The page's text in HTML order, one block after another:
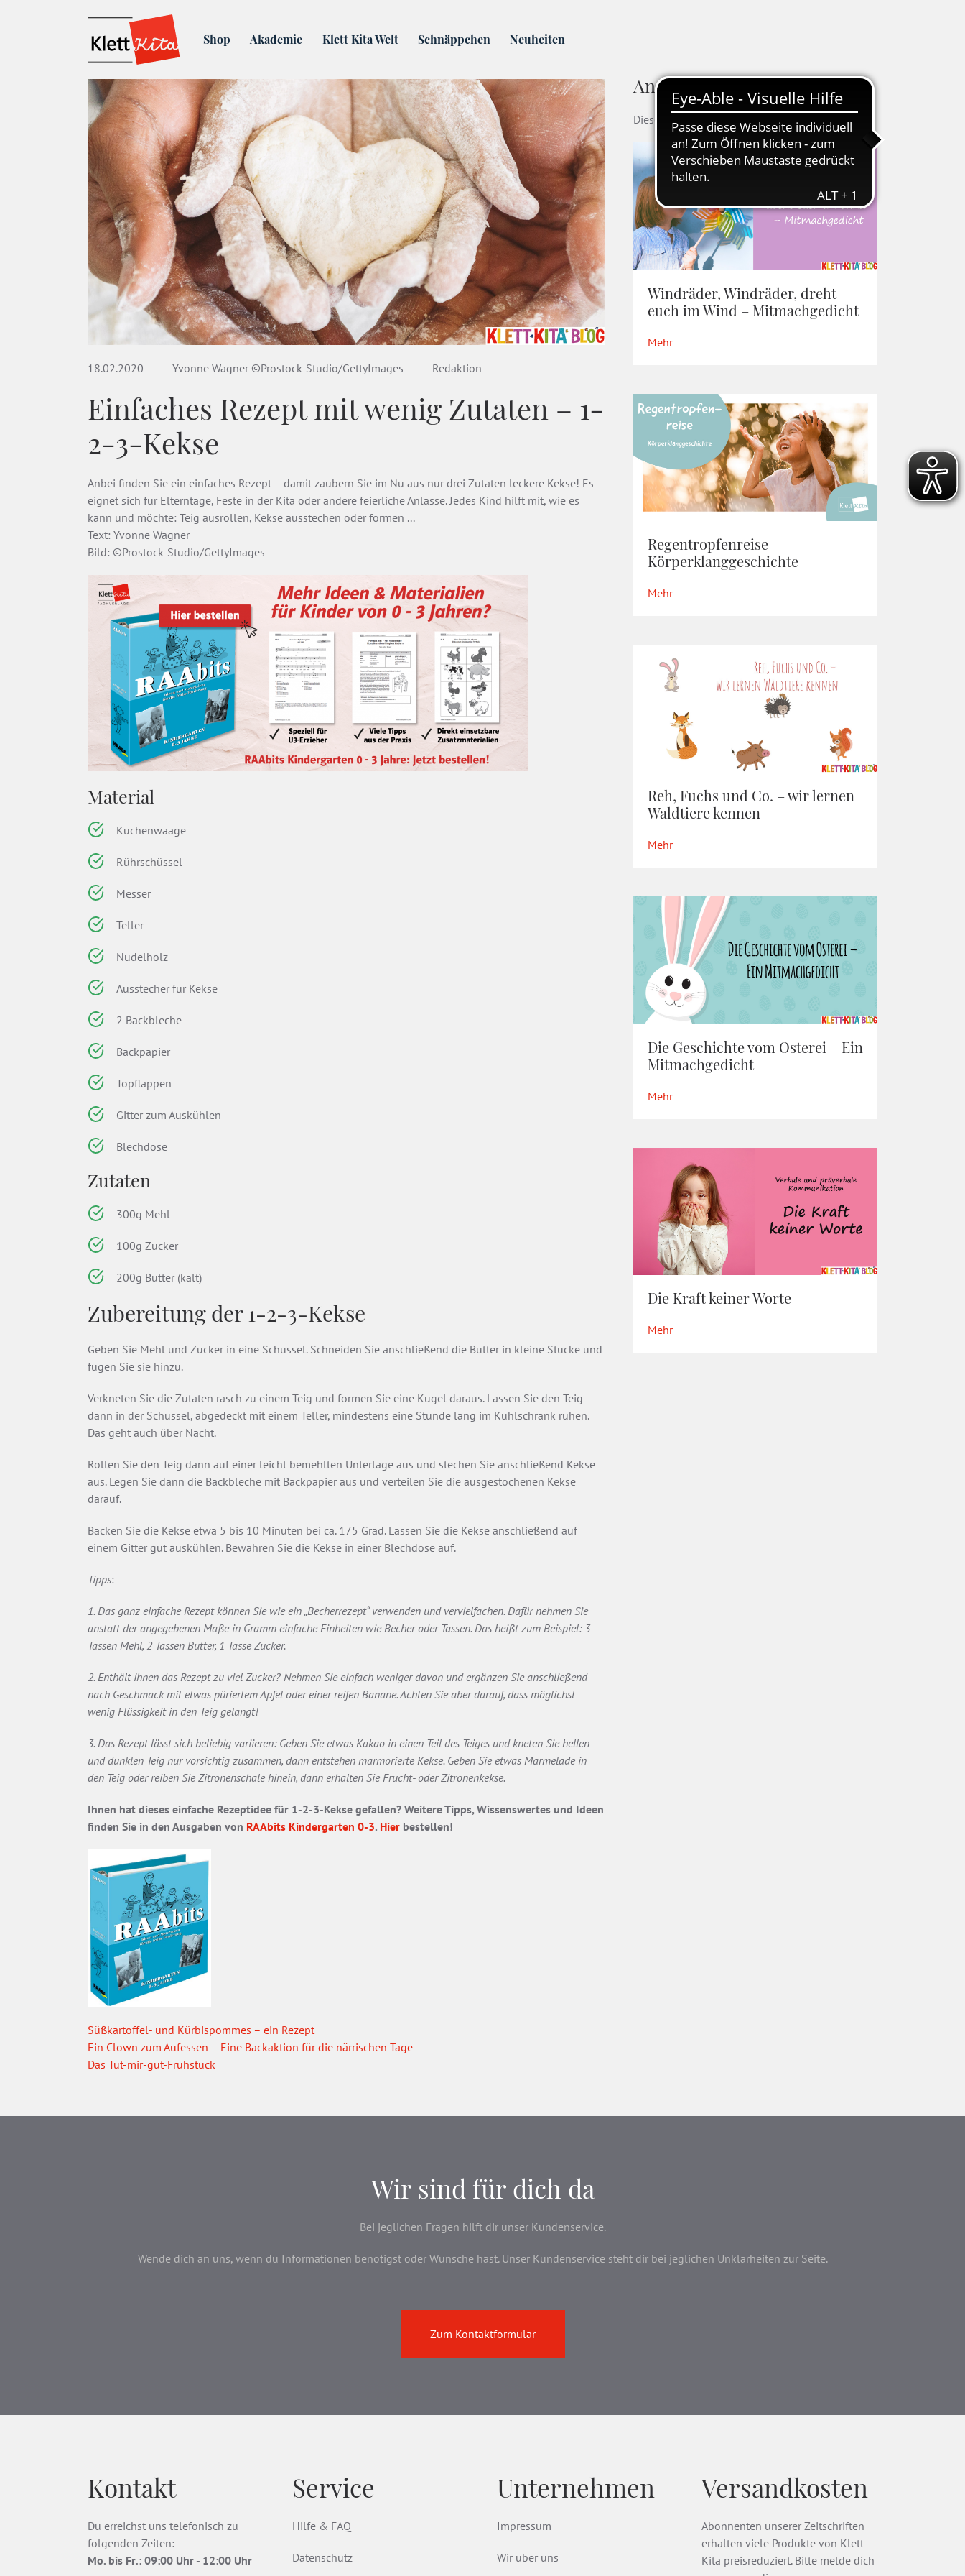
Shop Akademie Klett Kita Welt Schnäppchen Neuheiten
Blog Einfaches Rezept mit wenig Zutaten – 1-2-3-Kekse | Klett-Kita-Blog
18.02.2020 Yvonne Wagner ©Prostock-Studio/GettyImages Redaktion
Einfaches Rezept mit wenig Zutaten – 1-
2-3-Kekse
Anbei finden Sie ein einfaches Rezept – damit zaubern Sie im Nu aus nur drei Zutaten leckere Kekse! Es
eignet sich für Elterntage, Feste in der Kita oder andere feierliche Anlässe. Jedes Kind hilft mit, wie es
kann und möchte: Teig ausrollen, Kekse ausstechen oder formen ...
Text: Yvonne Wagner
Bild: ©Prostock-Studio/GettyImages
Material
Küchenwaage
Rührschüssel
Messer
Teller
Nudelholz
Ausstecher für Kekse
2 Backbleche
Backpapier
Topflappen
Gitter zum Auskühlen
Blechdose
Zutaten
300g Mehl
100g Zucker
200g Butter (kalt)
Zubereitung der 1-2-3-Kekse
Geben Sie Mehl und Zucker in eine Schüssel. Schneiden Sie anschließend die Butter in kleine Stücke und
fügen Sie sie hinzu.
Verkneten Sie die Zutaten rasch zu einem Teig und formen Sie eine Kugel daraus. Lassen Sie den Teig
dann in der Schüssel, abgedeckt mit einem Teller, mindestens eine Stunde lang im Kühlschrank ruhen.
Das geht auch über Nacht.
Rollen Sie den Teig dann auf einer leicht bemehlten Unterlage aus und stechen Sie anschließend Kekse
aus. Legen Sie dann die Backbleche mit Backpapier aus und verteilen Sie die ausgestochenen Kekse
darauf.
Backen Sie die Kekse etwa 5 bis 10 Minuten bei ca. 175 Grad. Lassen Sie die Kekse anschließend auf
einem Gitter gut auskühlen. Bewahren Sie die Kekse in einer Blechdose auf.
Tipps:
1. Das ganz einfache Rezept können Sie wie ein „Becherrezept“ verwenden und vervielfachen. Dafür nehmen Sie
anstatt der angegebenen Maße in Gramm einfache Einheiten wie Becher oder Tassen. Das heißt zum Beispiel: 3
Tassen Mehl, 2 Tassen Butter, 1 Tasse Zucker.
2. Enthält Ihnen das Rezept zu viel Zucker? Nehmen Sie einfach weniger davon und ergänzen Sie anschließend
nach Geschmack mit etwas püriertem Apfel oder einer reifen Banane. Achten Sie aber darauf, dass möglichst
wenig Flüssigkeit in den Teig gelangt!
3. Das Rezept lässt sich beliebig variieren: Geben Sie etwas Kakao in einen Teil des Teiges und kneten Sie hellen
und dunklen Teig nur vorsichtig zusammen, dann entstehen marmorierte Kekse. Geben Sie etwas Marmelade in
den Teig oder reiben Sie Zitronenschale hinein, dann erhalten Sie Frucht- oder Zitronenkekse.
Ihnen hat dieses einfache Rezeptidee für 1-2-3-Kekse gefallen? Weitere Tipps, Wissenswertes und Ideen
finden Sie in den Ausgaben von RAAbits Kindergarten 0-3. Hier bestellen!
Süßkartoffel- und Kürbispommes – ein Rezept
Ein Clown zum Aufessen – Eine Backaktion für die närrischen Tage
Das Tut-mir-gut-Frühstück
Andere Blogbeiträge
Diese Artikel könnten Ihnen auch gefallen
Windräder, Windräder, dreht
euch im Wind – Mitmachgedicht
Mehr
Regentropfenreise –
Körperklanggeschichte
Mehr
Reh, Fuchs und Co. – wir lernen
Waldtiere kennen
Mehr
Die Geschichte vom Osterei – Ein
Mitmachgedicht
Mehr
Die Kraft keiner Worte
Mehr
Wir sind für dich da
Bei jeglichen Fragen hilft dir unser Kundenservice.
Wende dich an uns, wenn du Informationen benötigst oder Wünsche hast. Unser Kundenservice steht dir bei jeglichen Unklarheiten zur Seite.
Zum Kontaktformular
Kontakt
Du erreichst uns telefonisch zu
folgenden Zeiten:
Mo. bis Fr.: 09:00 Uhr - 12:00 Uhr
Service
Hilfe & FAQ
Datenschutz
Unternehmen
Impressum
Wir über uns
Versandkosten
Abonnenten unserer Zeitschriften
erhalten viele Produkte von Klett
Kita preisreduziert. Bitte melde dich